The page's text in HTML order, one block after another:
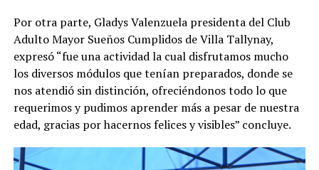
Por otra parte, Gladys Valenzuela presidenta del Club
Adulto Mayor Sueños Cumplidos de Villa Tallynay,
expresó “fue una actividad la cual disfrutamos mucho
los diversos módulos que tenían preparados, donde se
nos atendió sin distinción, ofreciéndonos todo lo que
requerimos y pudimos aprender más a pesar de nuestra
edad, gracias por hacernos felices y visibles” concluye.